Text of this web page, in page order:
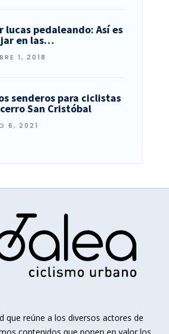
lucas pedaleando: Así es
en las…
1, 2018
senderos para ciclistas
San Cristóbal
6, 2021
que reúne a los diversos actores de